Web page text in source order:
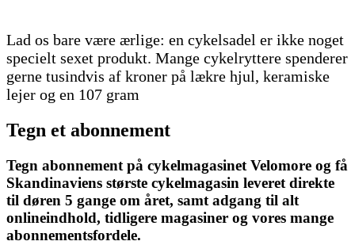
Lad os bare være ærlige: en cykelsadel er ikke noget
specielt sexet produkt. Mange cykelryttere spenderer
gerne tusindvis af kroner på lækre hjul, keramiske
lejer og en 107 gram
Tegn et abonnement
Tegn abonnement på cykelmagasinet Velomore og få
Skandinaviens største cykelmagasin leveret direkte
til døren 5 gange om året, samt adgang til alt
onlineindhold, tidligere magasiner og vores mange
abonnementsfordele.